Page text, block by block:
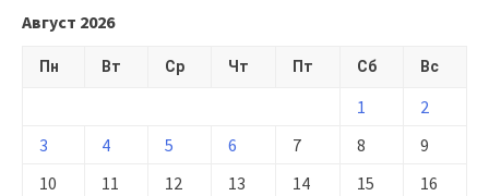
Август 2026
Пн Вт Ср Чт Пт Сб Вс
1
2
3
4 5 6 7 8
9
10
11 12 13 14 15
16